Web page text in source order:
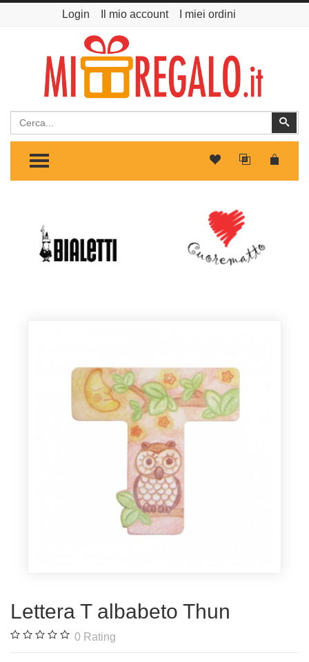
Login Il mio account I miei ordini
Cerca
TOGGLE MENU
Lettera T albabeto Thun
0 Rating